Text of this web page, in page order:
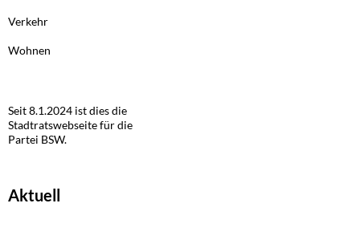
Verkehr
Wohnen
Seit 8.1.2024 ist dies die
Stadtratswebseite für die
Partei BSW.
Aktuell